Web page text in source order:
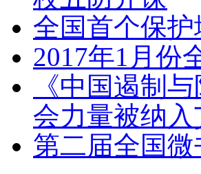
全国首个保
2017年1月份
《中国遏制
会力量被纳
第二届全国